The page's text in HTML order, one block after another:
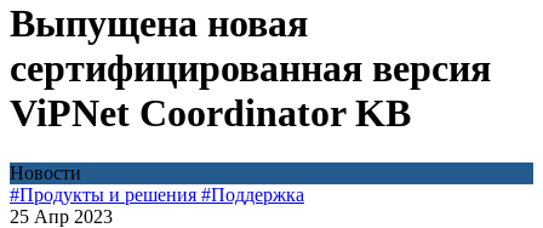
Выпущена новая
сертифицированная версия
ViPNet Coordinator KB
Новости
#Продукты и решения #Поддержка
25 Апр 2023